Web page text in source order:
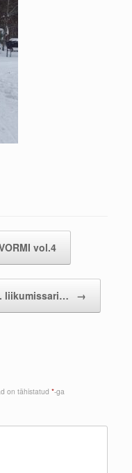
vol.4
liikumissari… →
on tähistatud *-ga